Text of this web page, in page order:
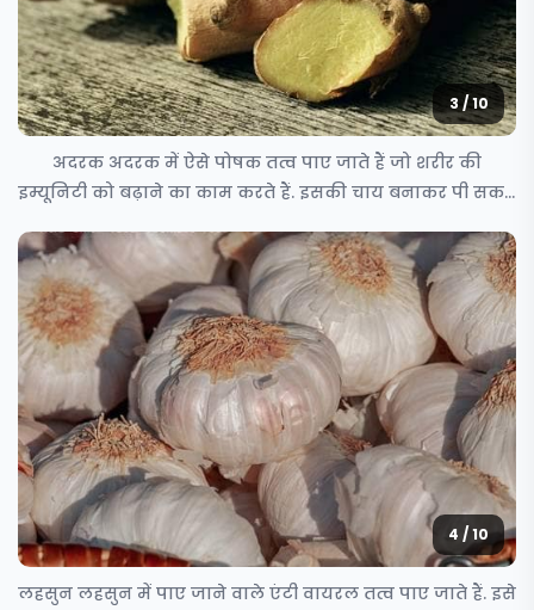
3 / 10
अदरक अदरक में ऐसे पोषक तत्व पाए जाते हैं जो शरीर की
इम्यूनिटी को बढ़ाने का काम करते हैं. इसकी चाय बनाकर पी सकते
4 / 10
लहसुन लहसुन में पाए जाने वाले एंटी वायरल तत्व पाए जाते हैं. इसे